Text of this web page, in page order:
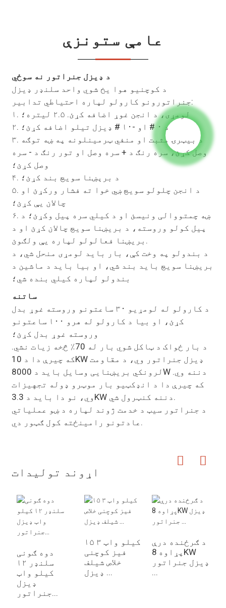
عامې ستونزې
د ډیزل جنراتور نه سوځي
د کوچنيو هوا یخ شوي واحد سلنډر ډیزل
جنراتورونو کارولو لپاره احتیاطي تدابیر:
۱. لومړی، د انجن غوړ اضافه کړئ. ۲.۵ لیتره؛
۲. د ۰ # او -۱۰ # ډیزل تیلو اضافه کړئ؛
۳. د بیټرۍ مثبت او منفي ټرمینلونه په ښه توګه
وصل کړئ، سره رنګ د + سره وصل او تور رنګ د - سره
وصل کړئ؛
۴. د برېښنا سویچ بند کړئ؛
۵. د انجن چلولو سویچ ښي خوا ته فشار ورکړئ او
چالان یې کړئ؛
۶. ښه چمتووالی ونیسئ او د کیلي سره پیل وکړئ؛ د
پیل کولو وروسته، د بریښنا سویچ چالان کړئ او د
بریښنا فعالولو لپاره یې ولګوئ.
د بندولو په وخت کې، بار باید لومړی منحل شي، د
بریښنا سویچ باید بند شي، او بیا باید د ماشین د
بندولو لپاره کیلي بنده شي؛
ساتنه
د کارولو له لومړیو ۳۰ ساعتونو وروسته غوړ بدل
کړئ، او بیا د کارولو له هرو ۱۰۰ ساعتونو
وروسته غوړ بدل کړئ؛
د بار ځواک د ټاکل شوي بار له 70٪ څخه زیات نشي.
که چیرې دا د 10KW ډیزل جنراتور وي، د مقاومت
لرونکي بریښنایی وسایل باید د 8000W دننه وي.
که چیرې دا د انډکټیو بار موټرو ډوله تجهیزات
وي، نو دا باید د 3.3KW دننه کنټرول شي.
د جنراتور سیټ د خدمت ژوند لپاره د ښو عملیاتي
عادتونو رامینځته کول ګټور دي.
اړوند توليدات
دوه ګونی
سلنډر ۱۲
کیلو واټ
ډیزل
جنراتور...
۱۵ کیلو واټ ۳
فیز کوچنی
خلاص شیلف
ډیزل ...
د ګرځنده درې
پړاوه 8KW
ډیزل جنراتور
...